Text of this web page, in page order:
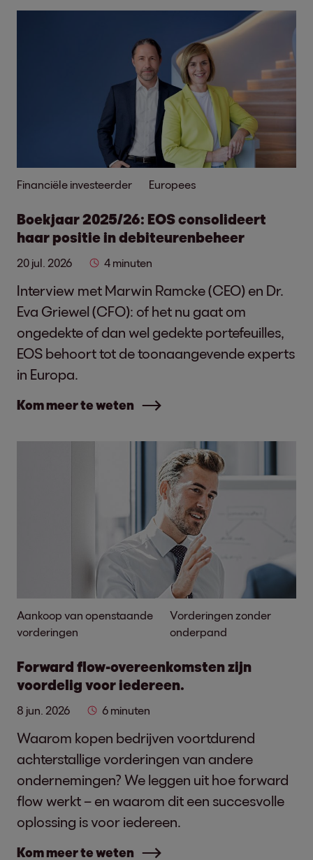
Financiële investeerder Europees
Boekjaar 2025/26: EOS consolideert
haar positie in debiteurenbeheer
20 jul. 2026 4 minuten
Interview met Marwin Ramcke (CEO) en Dr.
Eva Griewel (CFO): of het nu gaat om
ongedekte of dan wel gedekte portefeuilles,
EOS behoort tot de toonaangevende experts
in Europa.
Kom meer te weten
Aankoop van openstaande
vorderingen
Vorderingen zonder
onderpand
Forward flow-overeenkomsten zijn
voordelig voor iedereen.
8 jun. 2026 6 minuten
Waarom kopen bedrijven voortdurend
achterstallige vorderingen van andere
ondernemingen? We leggen uit hoe forward
flow werkt – en waarom dit een succesvolle
oplossing is voor iedereen.
Kom meer te weten